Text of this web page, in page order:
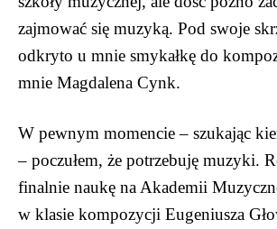
zajmować się muzyką. Pod swoje
odkryto u mnie smykałkę do
mnie Magdalena Cynk.
W pewnym momencie – szukając
– poczułem, że potrzebuję muzyki.
finalnie naukę na Akademii
w klasie kompozycji Eugeniusza